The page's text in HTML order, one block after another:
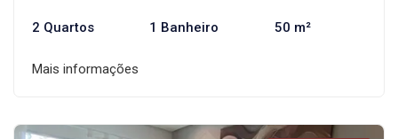
2 Quartos 1 Banheiro 50 m²
Mais informações